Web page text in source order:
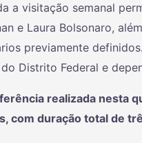
a visitação semanal
e Laura Bolsonaro,
previamente
Distrito Federal e
realizada nesta
com duração total de